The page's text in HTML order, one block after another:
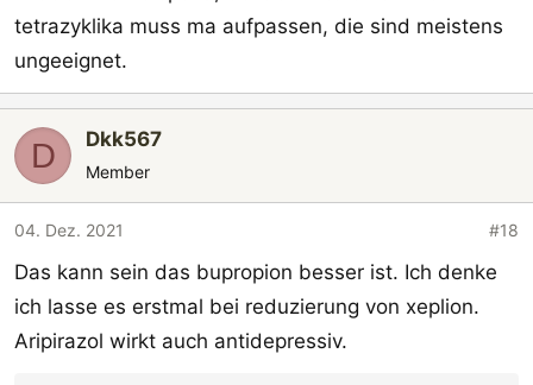
tetrazyklika muss ma aufpassen, die sind meistens
ungeeignet.
D Dkk567
Member
04. Dez. 2021 #18
Das kann sein das bupropion besser ist. Ich denke
ich lasse es erstmal bei reduzierung von xeplion.
Aripirazol wirkt auch antidepressiv.